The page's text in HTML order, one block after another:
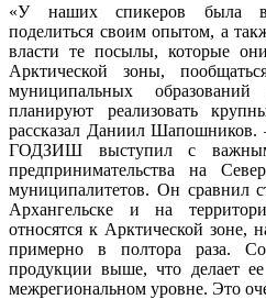
«У наших спикеров была
поделиться своим опытом, а
власти те посылы, которые
Арктической зоны,
муниципальных
планируют реализовать
рассказал Даниил Шапошников.
ГОДЗИШ выступил с
предпринимательства на
муниципалитетов. Он сравнил
Архангельске и на
относятся к Арктической зоне,
примерно в полтора раза.
продукции выше, что делает ее
межрегиональном уровне. Это